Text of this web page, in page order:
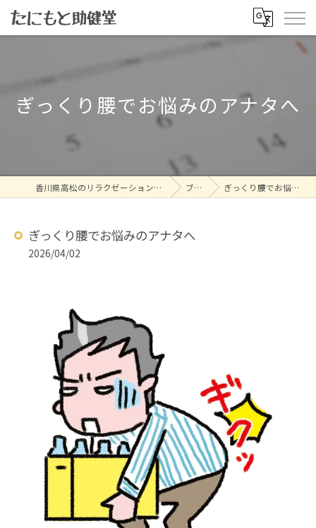
ぎっくり腰でお悩みのアナタへ
香川県高松のリラクゼーションならたにもと助健堂 ブログ ぎっくり腰でお悩みのアナタへ
ぎっくり腰でお悩みのアナタへ
2026/04/02